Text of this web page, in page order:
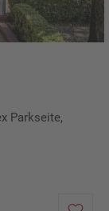
Parkseite,